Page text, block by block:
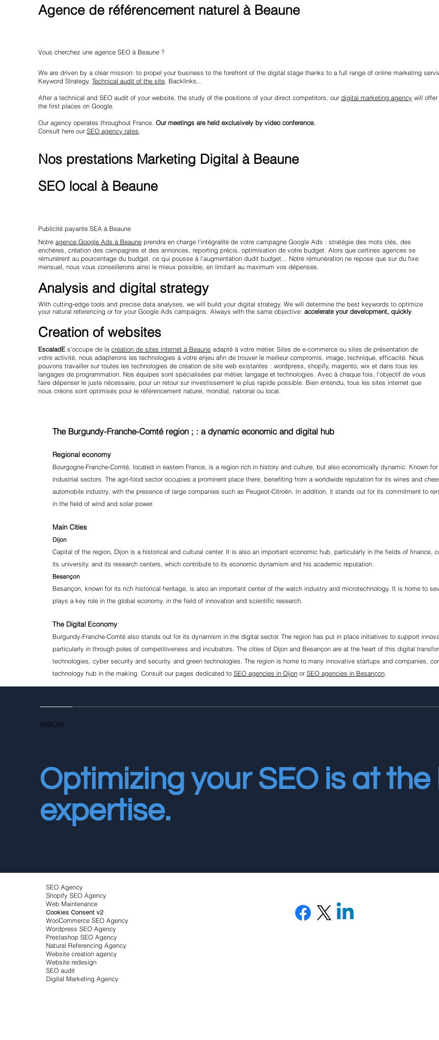
Agence de référencement naturel à Beaune
Vous cherchez une agence SEO à Beaune ?
We are driven by a clear mission: to propel your business to the forefront of the digital stage thanks to a full range of online marketing
Keyword Strategy,Technical audit of the site, Backlinks...
After a technical and SEO audit of your website, the study of the positions of your direct competitors, ourdigital marketing agency will
the first places on Google.
Our agency operates throughout France.Our meetings are held exclusively by video conference.
Consult here ourSEO agency rates.
Nos prestations Marketing Digital à Beaune
SEO local à Beaune
Publicité payante SEA à Beaune
Notreagence Google Ads à Beaune prendra en charge l'intégralité de votre campagne Google Ads : stratégie des mots clés, des
enchères, création des campagnes et des annonces, reporting précis, optimisation de votre budget. Alors que certines agences se
rémunèrent au pourcentage du budget, ce qui pousse à l'augmentation dudit budget... Notre rémunération ne repose que sur du fixe
mensuel, nous vous conseillerons ainsi le mieux possible, en limitant au maximum vos dépenses.
Analysis and digital strategy
With cutting-edge tools and precise data analyses, we will build your digital strategy. We will determine the best keywords to optimize
your natural referencing or for your Google Ads campaigns. Always with the same objective:accelerate your development, quickly.
Creation of websites
EscaladE s'occupe de lacréation de sites internet à Beaune adapté à votre métier. Sites de e-commerce ou sites de présentation de
votre activité, nous adapterons les technologies à votre enjeu afin de trouver le meilleur compromis, image, technique, efficacité. Nous
pouvons travailler sur toutes les technologies de création de site web existantes : wordpress, shopify, magento, wix et dans tous les
langages de programmation. Nos équipes sont spécialisées par métier, langage et technologies. Avec à chaque fois, l'objectif de vous
faire dépenser le juste nécessaire, pour un retour sur investissement le plus rapide possible. Bien entendu, tous les sites internet que
nous créons sont optimisés pour le référencement naturel, mondial, national ou local.
The Burgundy-Franche-Comté region ; : a dynamic economic and digital hub
Regional economy
Bourgogne-Franche-Comté, located in eastern France, is a region rich in history and culture, but also economically dynamic. Known
industrial sectors. The agri-food sector occupies a prominent place there, benefiting from a worldwide reputation for its wines and
automobile industry, with the presence of large companies such as Peugeot-Citroën. In addition, it stands out for its commitment to
in the field of wind and solar power.
Main Cities
Dijon
Capital of the region, Dijon is a historical and cultural center. It is also an important economic hub, particularly in the fields of finance,
its university. and its research centers, which contribute to its economic dynamism and his academic reputation.
Besançon
Besançon, known for its rich historical heritage, is also an important center of the watch industry and microtechnology. It is home to
plays a key role in the global economy. in the field of innovation and scientific research.
The Digital Economy
Burgundy-Franche-Comté also stands out for its dynamism in the digital sector. The region has put in place initiatives to support
particularly in through poles of competitiveness and incubators. The cities of Dijon and Besançon are at the heart of this digital
technologies, cyber security and security. and green technologies. The region is home to many innovative startups and companies,
technology hub in the making. Consult our pages dedicated to SEO agencies in Dijonor SEO agencies in Besançon.
VISION
Optimizing your SEO is at
expertise.
SEO Agency
Shopify SEO Agency
Web Maintenance
Cookies Consent v2
WooCommerce SEO Agency
Wordpress SEO Agency
Prestashop SEO Agency
Natural Referencing Agency
Website creation agency
Website redesign
SEO audit
Digital Marketing Agency